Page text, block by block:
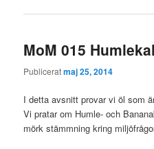
MoM 015
Publiceratmaj 25, 2014
I detta avsnitt provar vi öl som
Vi pratar om Humle- och
mörk stämmning kring